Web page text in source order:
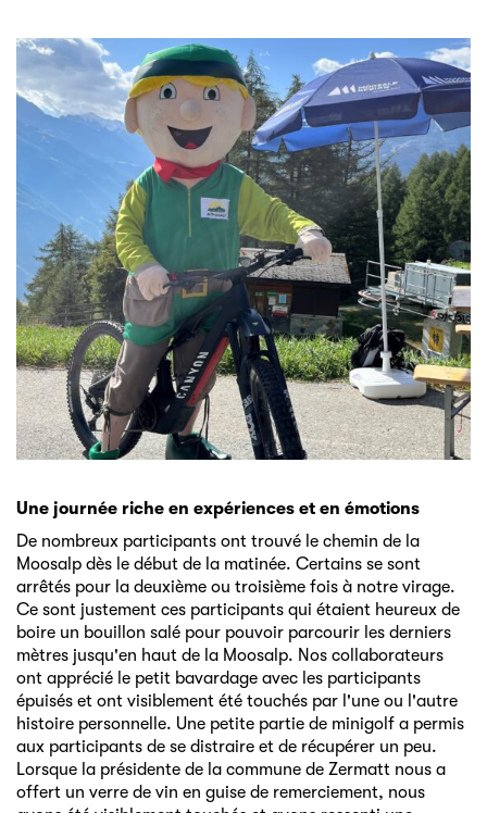
Une journée riche en expériences et en émotions
De nombreux participants ont trouvé le chemin de la
Moosalp dès le début de la matinée. Certains se sont
arrêtés pour la deuxième ou troisième fois à notre virage.
Ce sont justement ces participants qui étaient heureux de
boire un bouillon salé pour pouvoir parcourir les derniers
mètres jusqu'en haut de la Moosalp. Nos collaborateurs
ont apprécié le petit bavardage avec les participants
épuisés et ont visiblement été touchés par l'une ou l'autre
histoire personnelle. Une petite partie de minigolf a permis
aux participants de se distraire et de récupérer un peu.
Lorsque la présidente de la commune de Zermatt nous a
offert un verre de vin en guise de remerciement, nous